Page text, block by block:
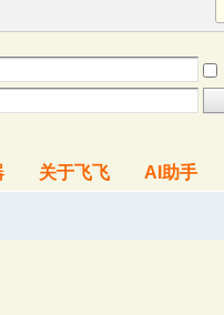
关于飞飞 AI助手